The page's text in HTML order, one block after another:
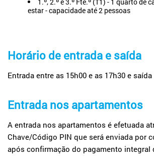
estar-capacidade até 2 pessoas
Horário de entrada e saída
Entrada entre as 15h00 e as 17h30 e
Entrada nos apartamentos
A entrada nos apartamentos é efetuada
Chave/Código PIN que será enviada por
após confirmação do pagamento integral